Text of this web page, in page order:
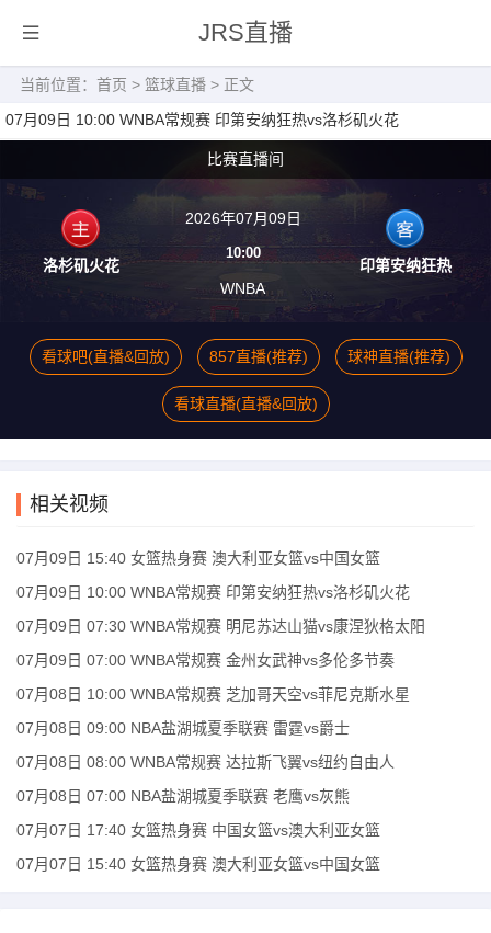
JRS直播
当前位置： 首页 > 篮球直播 > 正文
07月09日 10:00 WNBA常规赛 印第安纳狂热vs洛杉矶火花
比赛直播间
洛杉矶火花
2026年07月09日
10:00
WNBA
印第安纳狂热
看球吧(直播&回放) 857直播(推荐) 球神直播(推荐)
看球直播(直播&回放)
相关视频
07月09日 15:40 女篮热身赛 澳大利亚女篮vs中国女篮
07月09日 10:00 WNBA常规赛 印第安纳狂热vs洛杉矶火花
07月09日 07:30 WNBA常规赛 明尼苏达山猫vs康涅狄格太阳
07月09日 07:00 WNBA常规赛 金州女武神vs多伦多节奏
07月08日 10:00 WNBA常规赛 芝加哥天空vs菲尼克斯水星
07月08日 09:00 NBA盐湖城夏季联赛 雷霆vs爵士
07月08日 08:00 WNBA常规赛 达拉斯飞翼vs纽约自由人
07月08日 07:00 NBA盐湖城夏季联赛 老鹰vs灰熊
07月07日 17:40 女篮热身赛 中国女篮vs澳大利亚女篮
07月07日 15:40 女篮热身赛 澳大利亚女篮vs中国女篮